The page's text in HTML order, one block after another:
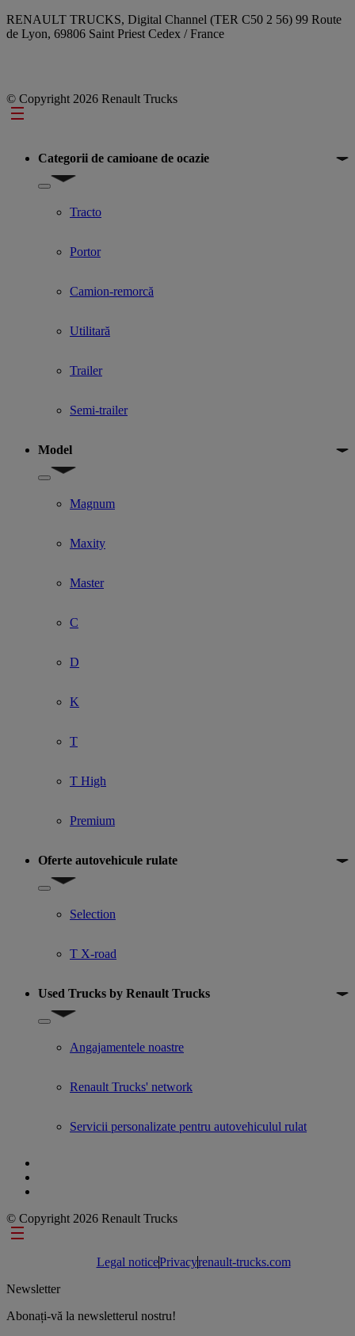
RENAULT TRUCKS, Digital Channel (TER C50 2 56) 99 Route
de Lyon, 69806 Saint Priest Cedex / France
© Copyright 2026 Renault Trucks
Footer
Categorii de camioane de ocazie
Show submenu for Categorii de camioane de ocazie
Tracto
Portor
Camion-remorcă
Utilitară
Trailer
Semi-trailer
Model
Show submenu for Model
Magnum
Maxity
Master
C
D
K
T
T High
Premium
Oferte autovehicule rulate
Show submenu for Oferte autovehicule rulate
Selection
T X-road
Used Trucks by Renault Trucks
Show submenu for Used Trucks by Renault Trucks
Angajamentele noastre
Renault Trucks' network
Servicii personalizate pentru autovehiculul rulat
© Copyright 2026 Renault Trucks
Footer links
Legal noticePrivacyrenault-trucks.com
Newsletter
Abonați-vă la newsletterul nostru!